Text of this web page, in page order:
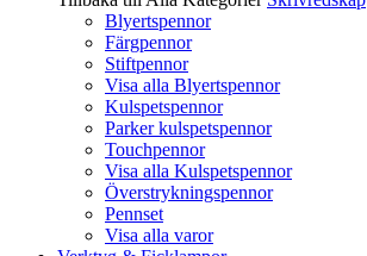
Blyertspennor
Färgpennor
Stiftpennor
Visa alla Blyertspennor
Kulspetspennor
Parker kulspetspennor
Touchpennor
Visa alla Kulspetspennor
Överstrykningspennor
Pennset
Visa alla varor